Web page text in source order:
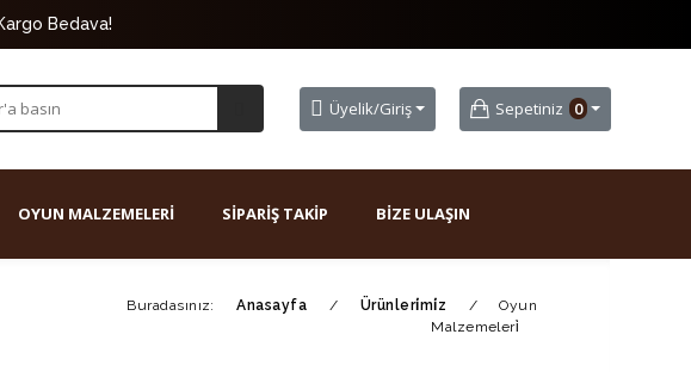
Bedava!
Üyelik/Giriş Sepetiniz 0
OYUN MALZEMELERİ SİPARİŞ TAKİP BİZE ULAŞIN
Buradasınız: Anasayfa / Ürünleri̇mi̇z /
Oyun
Malzemeleri̇